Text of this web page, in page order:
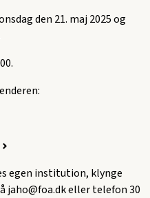
den 21. maj 2025 og
egen institution, klynge
jaho@foa.dk eller telefon 30